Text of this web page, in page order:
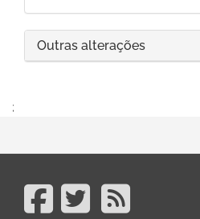
Outras alterações
;